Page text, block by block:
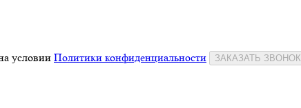
условии Политики конфиденциальности ЗАКАЗАТЬ ЗВОНОК